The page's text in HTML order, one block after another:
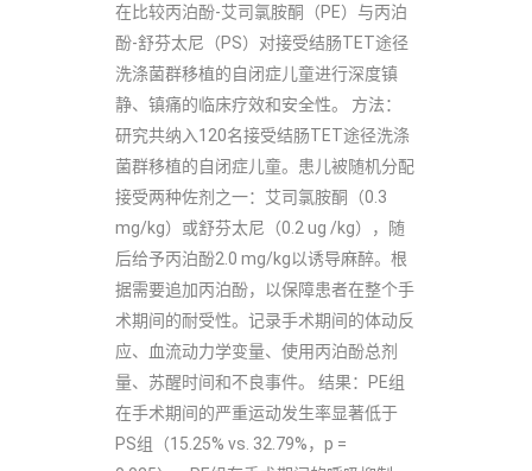
在比较丙泊酚-艾司氯胺酮（PE）与丙泊
酚-舒芬太尼（PS）对接受结肠TET途径
洗涤菌群移植的自闭症儿童进行深度镇
静、镇痛的临床疗效和安全性。 方法：
研究共纳入120名接受结肠TET途径洗涤
菌群移植的自闭症儿童。患儿被随机分配
接受两种佐剂之一：艾司氯胺酮（0.3
mg/kg）或舒芬太尼（0.2 ug /kg），随
后给予丙泊酚2.0 mg/kg以诱导麻醉。根
据需要追加丙泊酚，以保障患者在整个手
术期间的耐受性。记录手术期间的体动反
应、血流动力学变量、使用丙泊酚总剂
量、苏醒时间和不良事件。 结果：PE组
在手术期间的严重运动发生率显著低于
PS组（15.25% vs. 32.79%，p =